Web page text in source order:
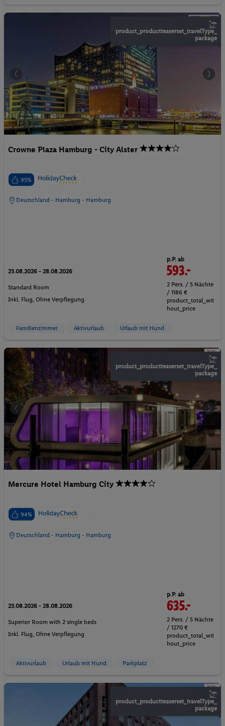
product_productteaserset_travelType_
package
Crowne Plaza Hamburg - City Alster
95%
Deutschland - Hamburg - Hamburg
23.08.2026 - 28.08.2026
Standard Room
Inkl. Flug, Ohne Verpflegung
p.P. ab
593.-
2 Pers. / 5 Nächte
/ 1186 €
product_total_wit
hout_price
Familienzimmer Aktivurlaub Urlaub mit Hund
product_productteaserset_travelType_
package
Mercure Hotel Hamburg City
94%
Deutschland - Hamburg - Hamburg
23.08.2026 - 28.08.2026
Superior Room with 2 single beds
Inkl. Flug, Ohne Verpflegung
p.P. ab
635.-
2 Pers. / 5 Nächte
/ 1270 €
product_total_wit
hout_price
Aktivurlaub Urlaub mit Hund Parkplatz
product_productteaserset_travelType_
package